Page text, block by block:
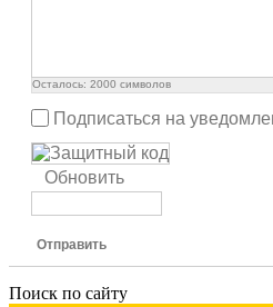
Осталось: 2000 символов
Подписаться на
Обновить
Отправить
Поиск по сайту